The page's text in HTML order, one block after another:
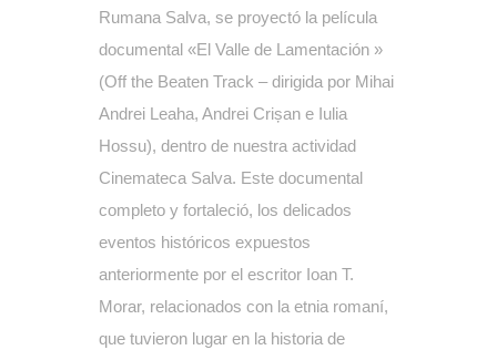
Rumana Salva, se proyectó la película
documental «El Valle de Lamentación »
(Off the Beaten Track – dirigida por Mihai
Andrei Leaha, Andrei Crișan e Iulia
Hossu), dentro de nuestra actividad
Cinemateca Salva. Este documental
completo y fortaleció, los delicados
eventos históricos expuestos
anteriormente por el escritor Ioan T.
Morar, relacionados con la etnia romaní,
que tuvieron lugar en la historia de